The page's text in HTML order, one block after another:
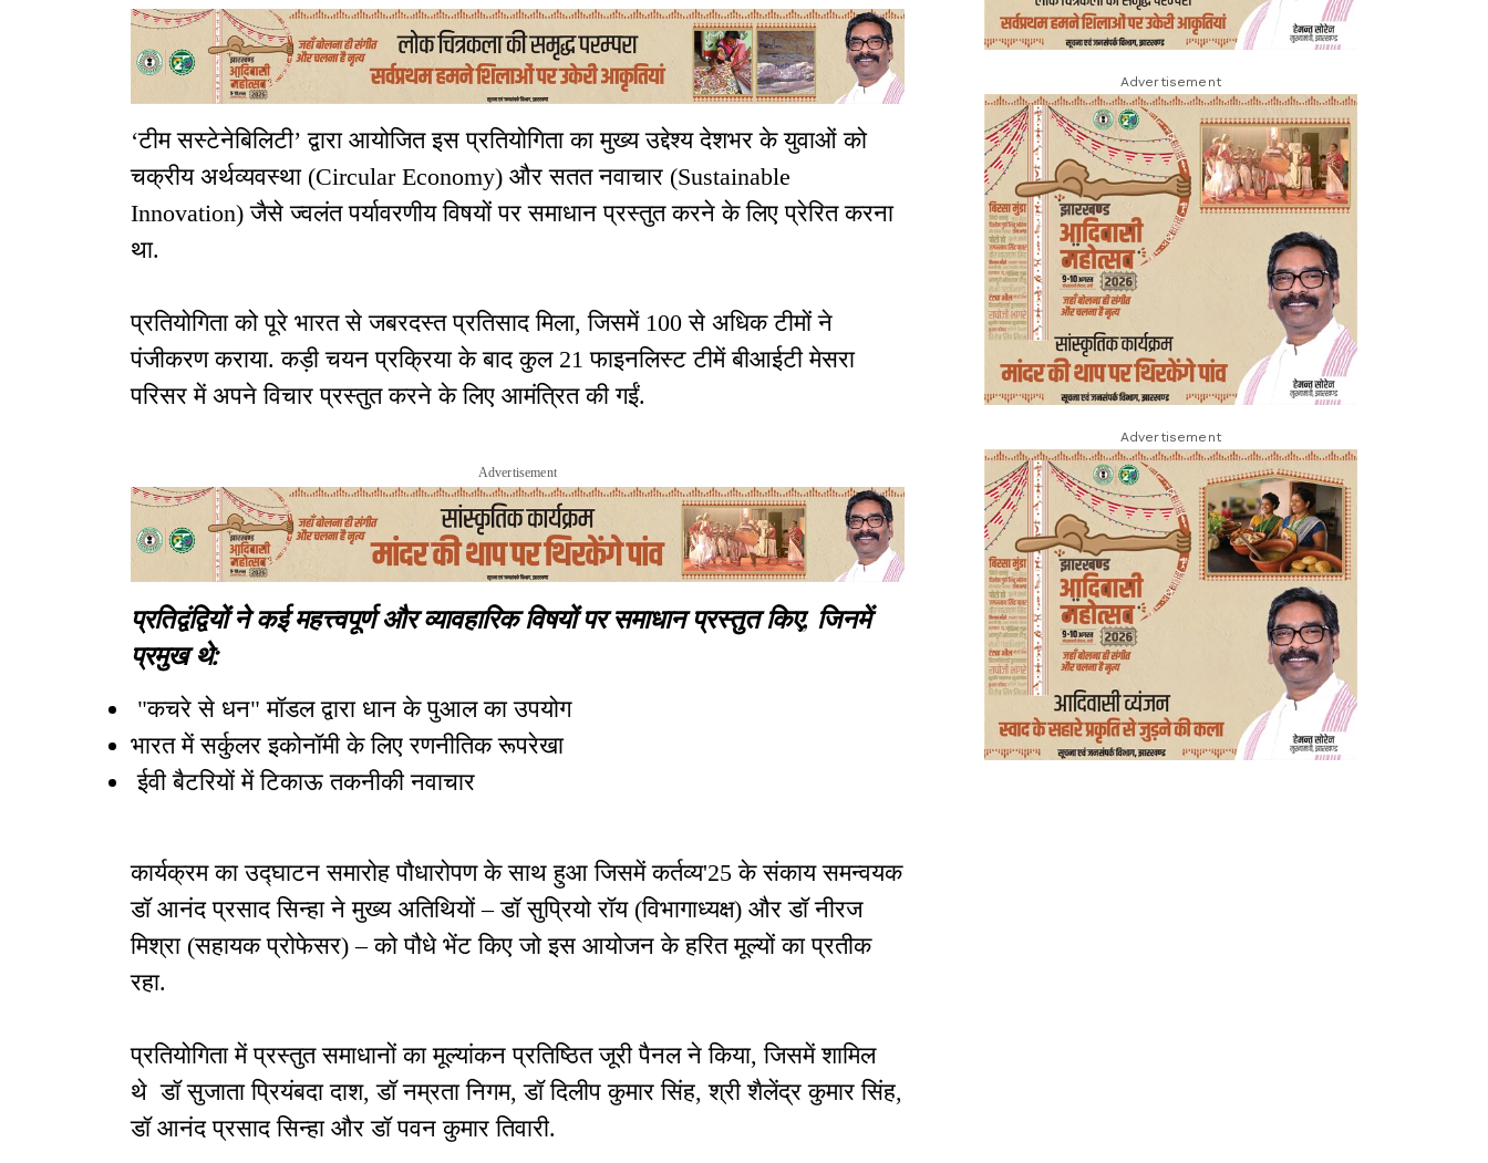
‘टीम सस्टेनेबिलिटी’ द्वारा आयोजित इस प्रतियोगिता का मुख्य उद्देश्य देशभर के युवाओं को
चक्रीय अर्थव्यवस्था (Circular Economy) और सतत नवाचार (Sustainable
Innovation) जैसे ज्वलंत पर्यावरणीय विषयों पर समाधान प्रस्तुत करने के लिए प्रेरित करना
था.
प्रतियोगिता को पूरे भारत से जबरदस्त प्रतिसाद मिला, जिसमें 100 से अधिक टीमों ने
पंजीकरण कराया. कड़ी चयन प्रक्रिया के बाद कुल 21 फाइनलिस्ट टीमें बीआईटी मेसरा
परिसर में अपने विचार प्रस्तुत करने के लिए आमंत्रित की गईं.
Advertisement
प्रतिद्वंद्वियों ने कई महत्त्वपूर्ण और व्यावहारिक विषयों पर समाधान प्रस्तुत किए, जिनमें
प्रमुख थे:
"कचरे से धन" मॉडल द्वारा धान के पुआल का उपयोग
भारत में सर्कुलर इकोनॉमी के लिए रणनीतिक रूपरेखा
ईवी बैटरियों में टिकाऊ तकनीकी नवाचार
कार्यक्रम का उद्घाटन समारोह पौधारोपण के साथ हुआ जिसमें कर्तव्य'25 के संकाय समन्वयक
डॉ आनंद प्रसाद सिन्हा ने मुख्य अतिथियों – डॉ सुप्रियो रॉय (विभागाध्यक्ष) और डॉ नीरज
मिश्रा (सहायक प्रोफेसर) – को पौधे भेंट किए जो इस आयोजन के हरित मूल्यों का प्रतीक
रहा.
प्रतियोगिता में प्रस्तुत समाधानों का मूल्यांकन प्रतिष्ठित जूरी पैनल ने किया, जिसमें शामिल
थे डॉ सुजाता प्रियंबदा दाश, डॉ नम्रता निगम, डॉ दिलीप कुमार सिंह, श्री शैलेंद्र कुमार सिंह,
डॉ आनंद प्रसाद सिन्हा और डॉ पवन कुमार तिवारी.
Advertisement
Advertisement